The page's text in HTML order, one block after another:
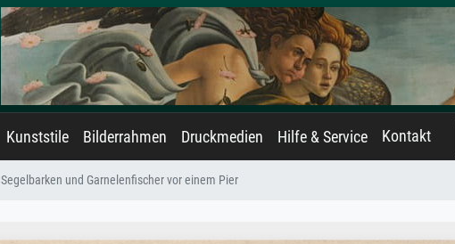
Kunststile Bilderrahmen Druckmedien Hilfe & Service Kontakt
Segelbarken und Garnelenfischer vor einem Pier